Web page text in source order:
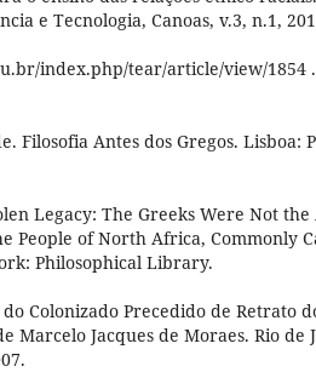
e Tecnologia, Canoas, v.3, n.1,
index.php/tear/article/view/1854 .
Filosofia Antes dos Gregos. Lisboa:
Legacy: The Greeks Were Not
People of North Africa, Commonly
Philosophical Library.
Colonizado Precedido de Retrato
Marcelo Jacques de Moraes. Rio de